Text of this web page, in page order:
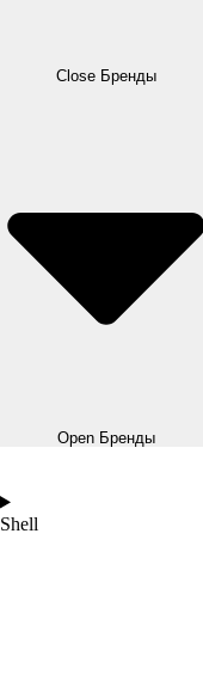
Close Бренды
Open Бренды
Shell